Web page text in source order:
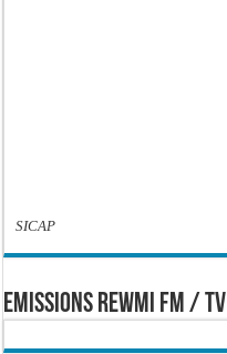
SICAP
EMISSIONS REWMI FM / TV